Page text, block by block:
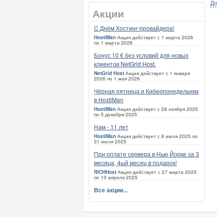
Акции
C Днём Хостинг-провайдера!
HostiMan Акция действует с 1 марта 2026
по 1 марта 2026
Бонус 10 € без условий для новых
клиентов NetGrid Host.
NetGrid Host Акция действует с 1 января
2026 по 1 мая 2026
Чёрная пятница и Киберпонедельник
в HostiMan
HostiMan Акция действует с 28 ноября 2025
по 5 декабря 2025
Нам - 11 лет
HostiMan Акция действует с 8 июля 2025 по
31 июля 2025
При оплате сервера в Нью Йорке за 3
месяца, 4ый месяц в подарок!
RICHHost Акция действует с 27 марта 2025
по 10 апреля 2025
Все акции...